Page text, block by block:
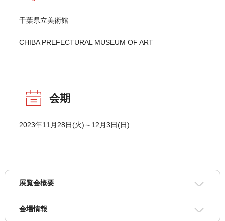
千葉県立美術館
CHIBA PREFECTURAL MUSEUM OF ART
会期
2023年11月28日(火)～12月3日(日)
展覧会概要
会場情報